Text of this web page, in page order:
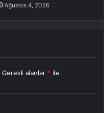
Ağustos 4, 2026
Gerekli alanlar * ile